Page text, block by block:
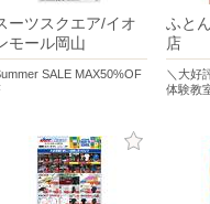
ーツスクエア/イオ
モール岡山
SALE MAX50%OF
ふと
店
＼大好
体験教